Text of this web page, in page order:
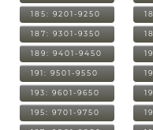
185: 9201-9250
187: 9301-9350
189: 9401-9450
191: 9501-9550
193: 9601-9650
195: 9701-9750